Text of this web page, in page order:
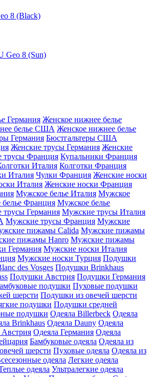
Германия Женское нижнее белье
белье США Женское нижнее белье
Германия Бюстгальтеры США
Женские трусы Германия Женские
трусы Франция Купальники Франция
Италия Колготки Франция
Италия Чулки Франция Женские носки
Италия Женские носки Франция
Мужское белье Италия Мужское
Франция Мужское белье
Германия Мужские трусы Италия
Мужские трусы Франция Мужские
пижамы Calida Мужские пижамы
пижамы Hanro Мужские пижамы
Германия Мужские носки Италия
Мужские носки Турция Подушки
des Vosges Подушки Brinkhaus
Подушки Австрия Подушки Германия
подушки Пуховые подушки
шерсти Подушки из овечей шерсти
подушки Подушки средней
подушки Одеяла Billerbeck Одеяла
Brinkhaus Одеяла Dauny Одеяла
Одеяла Германия Одеяла
Бамбуковые одеяла Одеяла из
шерсти Пуховые одеяла Одеяла из
одеяла Легкие одеяла
одеяла Ультралегкие одеяла